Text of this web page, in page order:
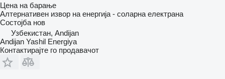
Цена на барање
Алтернативен извор на енергија - соларна електрана
Состојба нов
Узбекистан, Andijan
Andijan Yashil Energiya
Контактирајте го продавачот